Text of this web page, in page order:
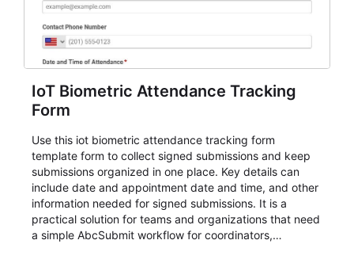
IoT Biometric Attendance Tracking
Form
Use this iot biometric attendance tracking form
template form to collect signed submissions and keep
submissions organized in one place. Key details can
include date and appointment date and time, and other
information needed for signed submissions. It is a
practical solution for teams and organizations that need
a simple AbcSubmit workflow for coordinators,